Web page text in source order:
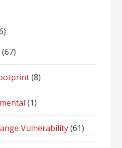
(67)
(8)
(1)
Vulnerability(61)